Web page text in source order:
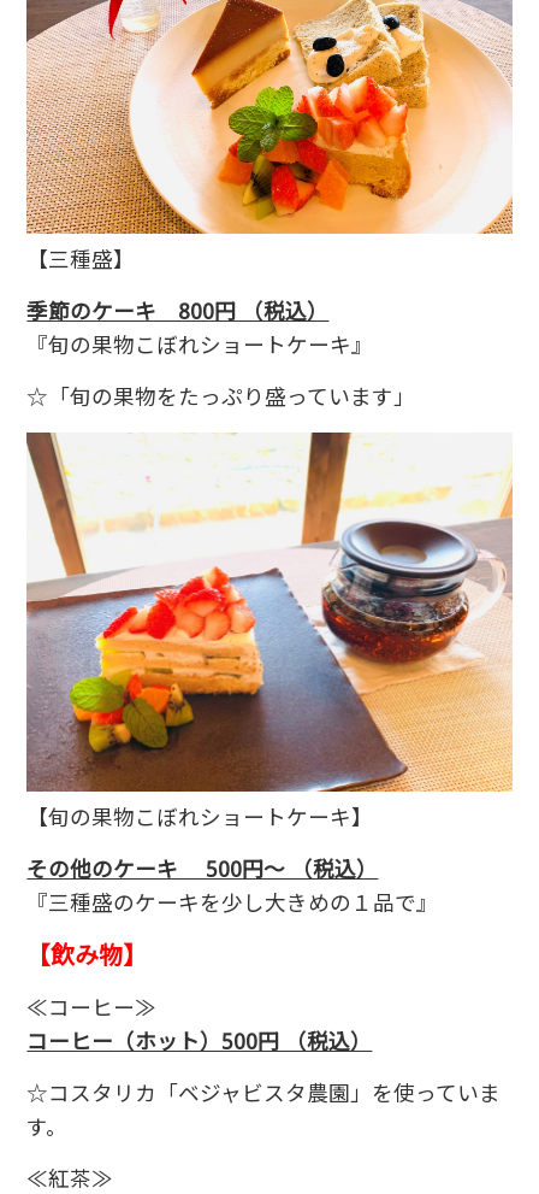
【三種盛】
季節のケーキ 800円 （税込）
『旬の果物こぼれショートケーキ』
☆「旬の果物をたっぷり盛っています」
【旬の果物こぼれショートケーキ】
その他のケーキ 500円～ （税込）
『三種盛のケーキを少し大きめの１品で』
【飲み物】
≪コーヒー≫
コーヒー（ホット）500円 （税込）
☆コスタリカ「ベジャビスタ農園」を使っていま
す。
≪紅茶≫